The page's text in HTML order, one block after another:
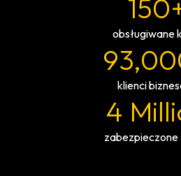
obsługiwane
klienci
4
zabezpieczone